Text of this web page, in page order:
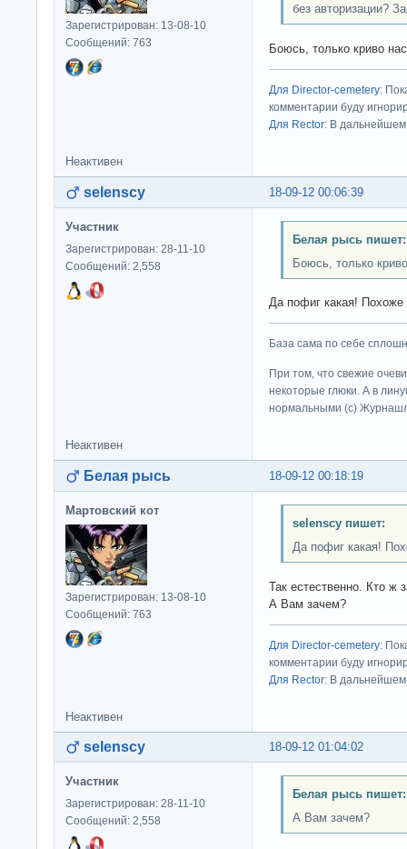
Зарегистрирован: 13-08-10
Сообщений: 763
без авторизации?
Боюсь, только криво
Для Director-cemetery:
комментарии буду
Для Rector: В дальнейшем
Неактивен
18-09-12 00:06:39
selenscy
Участник
Зарегистрирован: 28-11-10
Сообщений: 2,558
Белая рысь пишет:
Боюсь, только
Да пофиг какая!
База сама по себе
При том, что свежие
некоторые глюки. А в
нормальными (c)
Неактивен
18-09-12 00:18:19
Белая рысь
Мартовский кот
Зарегистрирован: 13-08-10
Сообщений: 763
selenscy пишет:
Да пофиг какая!
Так естественно. Кто ж
А Вам зачем?
Для Director-cemetery:
комментарии буду
Для Rector: В дальнейшем
Неактивен
18-09-12 01:04:02
selenscy
Участник
Зарегистрирован: 28-11-10
Сообщений: 2,558
Белая рысь пишет:
А Вам зачем?